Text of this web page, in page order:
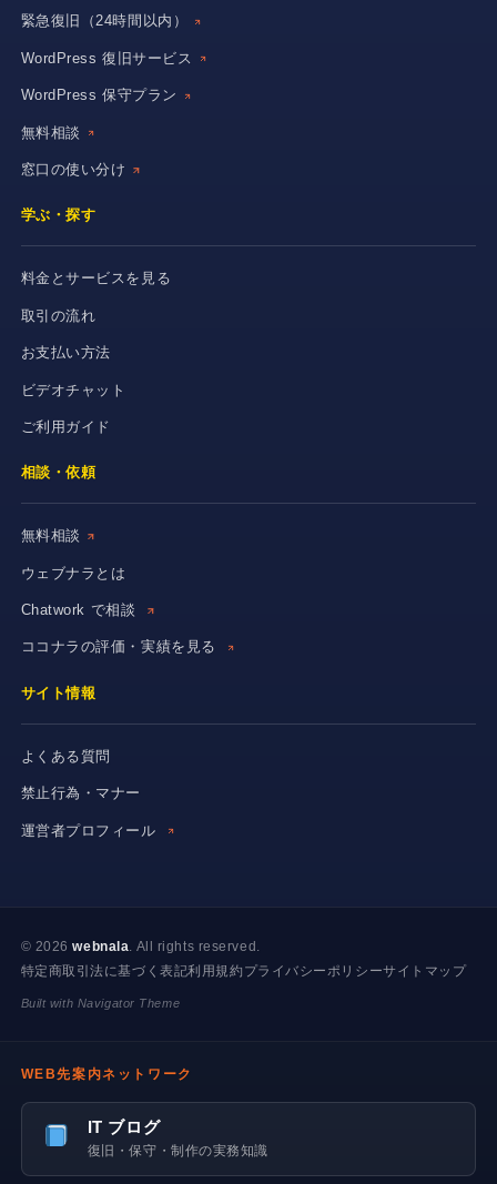
緊急復旧（24時間以内）
WordPress 復旧サービス
WordPress 保守プラン
無料相談
窓口の使い分け
学ぶ・探す
料金とサービスを見る
取引の流れ
お支払い方法
ビデオチャット
ご利用ガイド
相談・依頼
無料相談
ウェブナラとは
Chatwork で相談
ココナラの評価・実績を見る
サイト情報
よくある質問
禁止行為・マナー
運営者プロフィール
© 2026webnala. All rights reserved.
特定商取引法に基づく表記利用規約 プライバシーポリシーサイトマップ
Built with Navigator Theme
WEB先案内ネットワーク
IT ブログ
復旧・保守・制作の実務知識